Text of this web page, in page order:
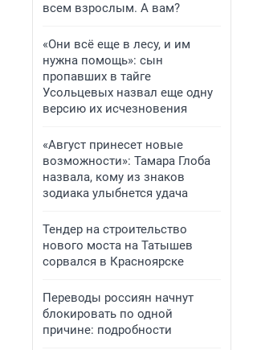
всем взрослым. А вам?
«Они всё еще в лесу, и им
нужна помощь»: сын
пропавших в тайге
Усольцевых назвал еще одну
версию их исчезновения
«Август принесет новые
возможности»: Тамара Глоба
назвала, кому из знаков
зодиака улыбнется удача
Тендер на строительство
нового моста на Татышев
сорвался в Красноярске
Переводы россиян начнут
блокировать по одной
причине: подробности